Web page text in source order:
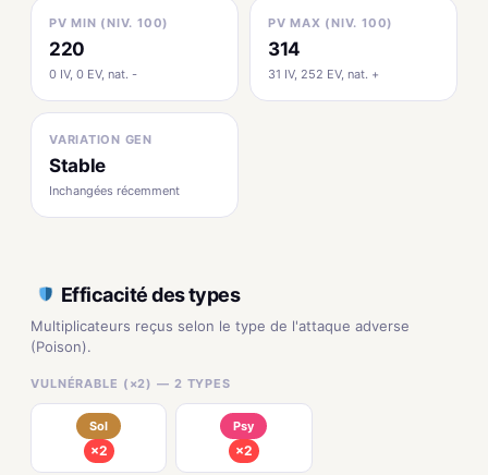
PV MIN (NIV. 100)
220
0 IV, 0 EV, nat. -
PV MAX (NIV. 100)
314
31 IV, 252 EV, nat. +
VARIATION GEN
Stable
Inchangées récemment
Efficacité des types
Multiplicateurs reçus selon le type de l'attaque adverse
(Poison).
VULNÉRABLE (×2) — 2 TYPES
Sol
×2
Psy
×2